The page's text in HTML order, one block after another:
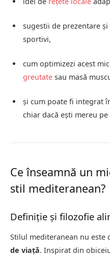
sugestii de prezentare
sportivi,
cum optimizezi acest
greutate sau masă
și cum poate fi integrat
chiar dacă ești mereu pe
Ce înseamnă un
stil mediteranean?
Definiție și filozofie
Stilul mediteranean nu este
de viață. Inspirat din